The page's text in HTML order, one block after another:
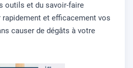
outils et du savoir-faire
et efficacement vos
causer de dégâts à votre